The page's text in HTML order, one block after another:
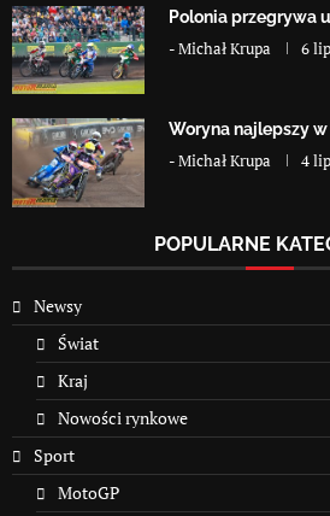
Polonia przegrywa
-Michał Krupa 6
Woryna najlepszy
-Michał Krupa 4
POPULARNE
Newsy
Świat
Kraj
Nowości rynkowe
Sport
MotoGP